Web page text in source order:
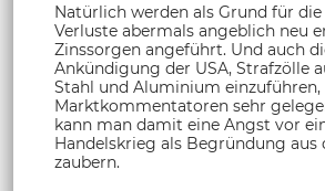
Natürlich werden als Grund für
Verluste abermals angeblich neu
Zinssorgen angeführt. Und auch
Ankündigung der USA, Strafzölle
Stahl und Aluminium einzuführen,
Marktkommentatoren sehr
kann man damit eine Angst vor
Handelskrieg als Begründung aus
zaubern.